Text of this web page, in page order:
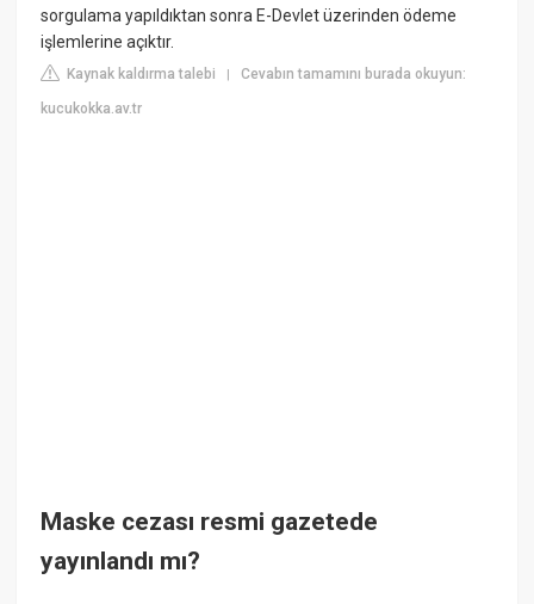
sorgulama yapıldıktan sonra E-Devlet üzerinden ödeme
işlemlerine açıktır.
Kaynak kaldırma talebi |Cevabın tamamını burada okuyun:
kucukokka.av.tr
Maske cezası resmi gazetede
yayınlandı mı?